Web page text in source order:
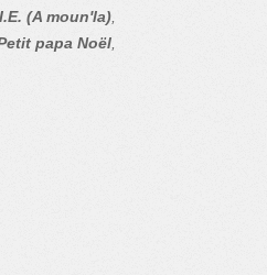
(A moun'la)
papa Noël